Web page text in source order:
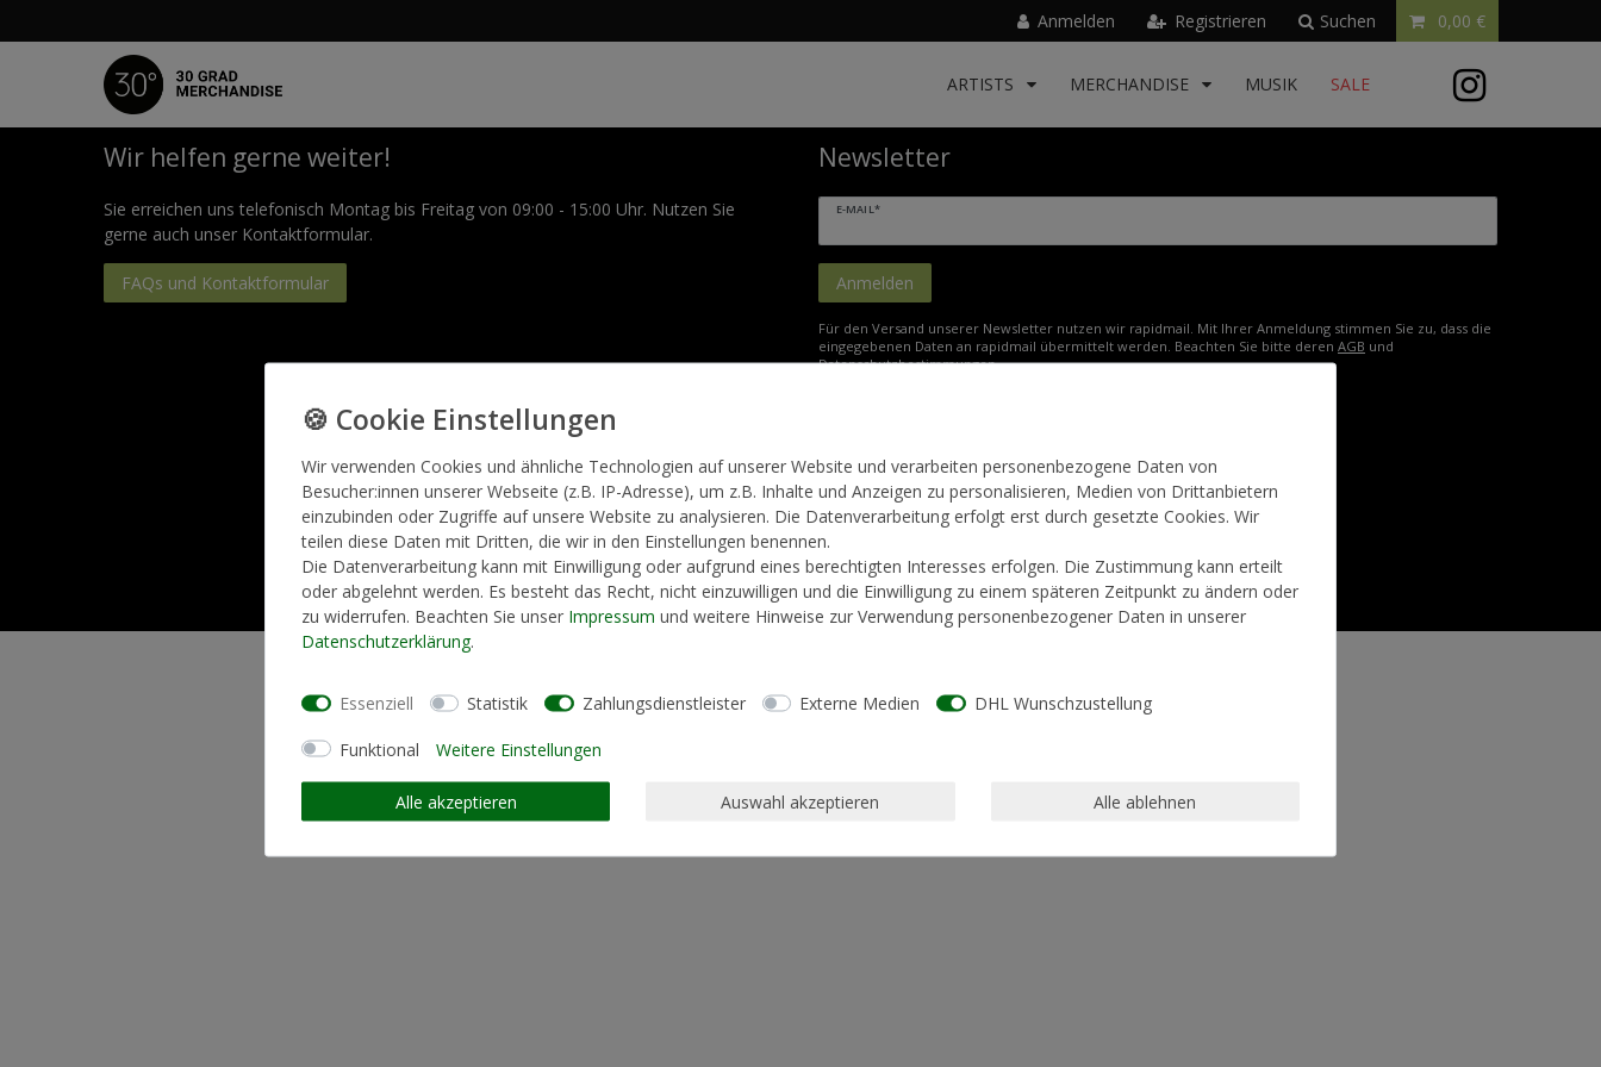
Anmelden Registrieren Suchen 0,00 €
ARTISTS MERCHANDISE MUSIK SALE
Wir helfen gerne weiter!
Sie erreichen uns telefonisch Montag bis Freitag von 09:00 - 15:00 Uhr. Nutzen Sie
gerne auch unser Kontaktformular.
FAQs und Kontaktformular
Newsletter
E-MAIL*
Anmelden
Für den Versand unserer Newsletter nutzen wir rapidmail. Mit Ihrer Anmeldung stimmen Sie zu, dass die
eingegebenen Daten an rapidmail übermittelt werden. Beachten Sie bitte deren AGB und
Datenschutzbestimmungen.
Hilfe & Kontakt AGB Widerrufsrecht Datenschutzerklärung Impressum Zahlung und Versand Jobs
Vertrag widerrufen Kontakt
Wir verwenden Cookies und ähnliche Technologien auf unserer Website und verarbeiten personenbezogene Daten von
Besucher:innen unserer Webseite (z.B. IP-Adresse), um z.B. Inhalte und Anzeigen zu personalisieren, Medien von Drittanbietern
einzubinden oder Zugriffe auf unsere Website zu analysieren. Die Datenverarbeitung erfolgt erst durch gesetzte Cookies. Wir
teilen diese Daten mit Dritten, die wir in den Einstellungen benennen.
Die Datenverarbeitung kann mit Einwilligung oder aufgrund eines berechtigten Interesses erfolgen. Die Zustimmung kann erteilt
oder abgelehnt werden. Es besteht das Recht, nicht einzuwilligen und die Einwilligung zu einem späteren Zeitpunkt zu ändern oder
zu widerrufen. Beachten Sie unser Impressum und weitere Hinweise zur Verwendung personenbezogener Daten in unserer
Daten­schutz­erklärung.
Essenziell Statistik Zahlungsdienstleister Externe Medien DHL Wunschzustellung
Funktional Weitere Einstellungen
Alle akzeptieren Auswahl akzeptieren Alle ablehnen